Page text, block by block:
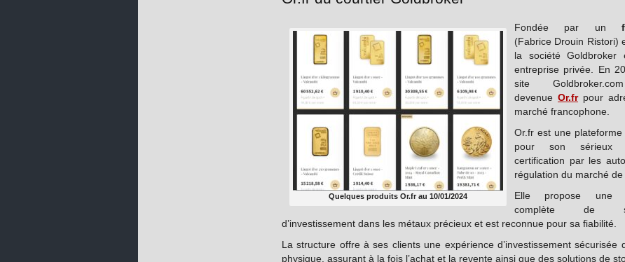
Quelques produits Or.fr au 10/01/2024
Fondée par un
(Fabrice Drouin Ristori)
la société Goldbroker
entreprise privée. En
site
devenue Or.frpour
marché francophone.
Or.fr est une plateforme
pour son
certification par les
régulation du marché de
Elle propose une
complète de
d’investissement dans les métaux précieux et est reconnue pour sa fiabilité.
La structure offre à ses clients une expérience d’investissement sécurisée
physique, assurant à la fois l’achat et la revente ainsi que des solutions de